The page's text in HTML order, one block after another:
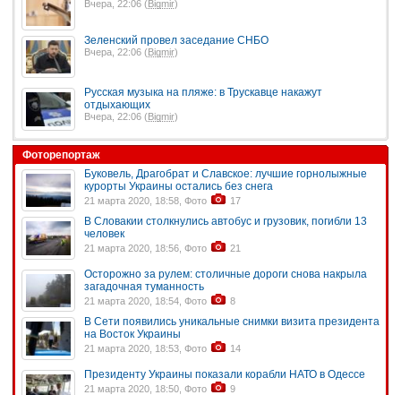
Вчера, 22:06 (Bigmir)
Зеленский провел заседание СНБО
Вчера, 22:06 (Bigmir)
Русская музыка на пляже: в Трускавце накажут
отдыхающих
Вчера, 22:06 (Bigmir)
Фоторепортаж
Буковель, Драгобрат и Славское: лучшие горнолыжные
курорты Украины остались без снега
21 марта 2020, 18:58, Фото 17
В Словакии столкнулись автобус и грузовик, погибли 13
человек
21 марта 2020, 18:56, Фото 21
Осторожно за рулем: столичные дороги снова накрыла
загадочная туманность
21 марта 2020, 18:54, Фото 8
В Сети появились уникальные снимки визита президента
на Восток Украины
21 марта 2020, 18:53, Фото 14
Президенту Украины показали корабли НАТО в Одессе
21 марта 2020, 18:50, Фото 9